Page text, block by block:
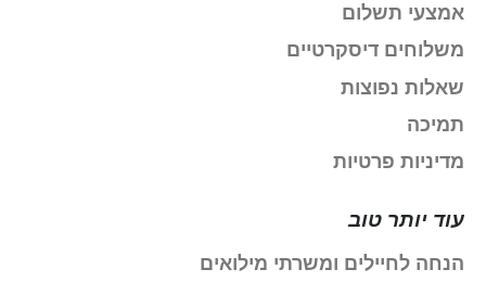
אמצעי תשלום
משלוחים דיסקרטיים
שאלות נפוצות
תמיכה
מדיניות פרטיות
עוד יותר טוב
הנחה לחיילים ומשרתי מילואים